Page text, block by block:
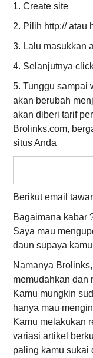
1. Create site
2. Pilih http:// atau
3. Lalu masukkan
4. Selanjutnya
5. Tunggu sampai
akan berubah
akan diberi tarif
Brolinks.com,
situs Anda
Berikut email
Bagaimana kabar
Saya mau
daun supaya
Namanya
memudahkan dan
Kamu mungkin
hanya mau
Kamu melakukan
variasi artikel
paling kamu sukai